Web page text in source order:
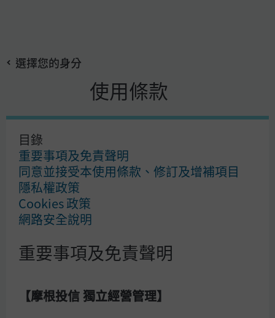
選擇您的身分
使用條款
目錄
重要事項及免責聲明
同意並接受本使用條款、修訂及增補項目
隱私權政策
Cookies 政策
網路安全說明
重要事項及免責聲明
【摩根投信 獨立經營管理】
main 賺到第一桶金，要靠飆股還是靠定期定額基金？
賺到第一桶金，要靠飆股還
是靠定期定額基金？
重點摘要
2. 基金投資門檻低，適合年輕族群每月投資。